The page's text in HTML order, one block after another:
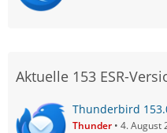
Aktuelle 153 ESR-
Thunderbird
Thunder 4. August